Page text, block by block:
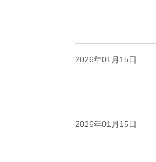
2026年01月15日
2026年01月15日